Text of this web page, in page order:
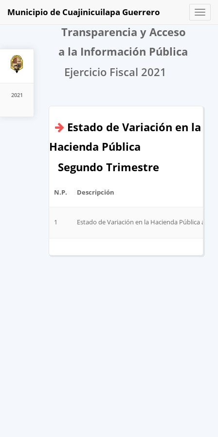
2021
Toggle
Municipio de Cuajinicuilapa Guerrero
Transparencia y Acceso
a la Información Pública
Ejercicio Fiscal 2021
Estado de Variación en la
Hacienda Pública
Segundo Trimestre
N.P. Descripción
1 Estado de Variación en la Hacienda Pública a